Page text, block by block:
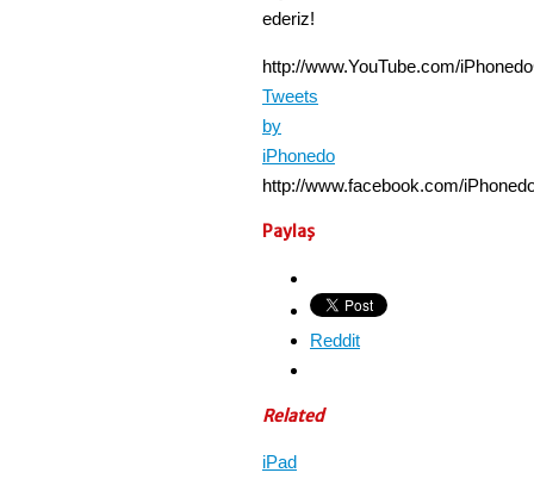
ederiz!
http://www.YouTube.com/
Tweets
by
iPhonedo
http://www.facebook.com/
Paylaş
Reddit
Related
iPad